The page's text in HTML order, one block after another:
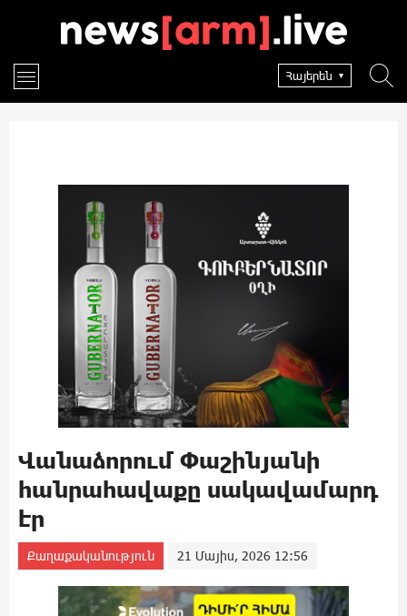
Հայերեն
Վանաձորում Փաշինյանի
հանրահավաքը սակավամարդ
էր
Քաղաքականություն 21 Մայիս, 2026 12:56